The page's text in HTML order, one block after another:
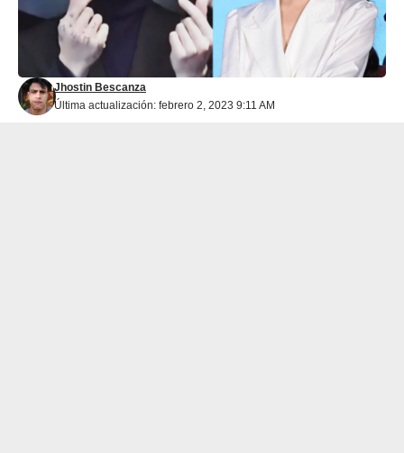
Última actualización: febrero 2, 2023 9:11 AM
Jhostin Bescanza